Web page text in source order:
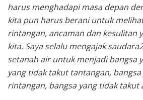
harus menghadapi masa depan
kita pun harus berani untuk
rintangan, ancaman dan kesulitan
kita. Saya selalu mengajak
setanah air untuk menjadi bangsa
yang tidak takut tantangan,
rintangan, bangsa yang tidak takut